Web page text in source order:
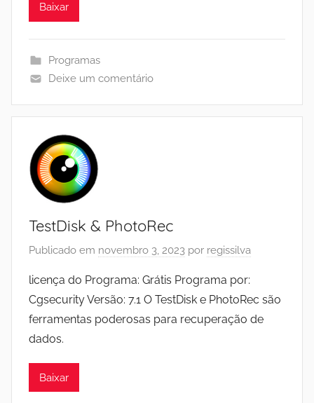
Baixar
Programas
Deixe um comentário
TestDisk & PhotoRec
Publicado em novembro 3, 2023 por regissilva
licença do Programa: Grátis Programa por:
Cgsecurity Versão: 7.1 O TestDisk e PhotoRec são
ferramentas poderosas para recuperação de
dados.
Baixar